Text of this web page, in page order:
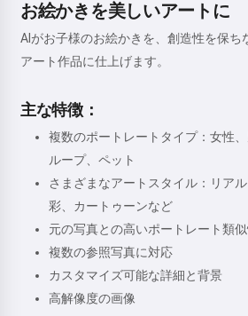
お絵かきを美しいアートに
AIがお子様のお絵かきを、創造性を保ち
アート作品に仕上げます。
主な特徴：
複数のポートレートタイプ：女性
ループ、ペット
さまざまなアートスタイル：リア
彩、カートゥーンなど
元の写真との高いポートレート類
複数の参照写真に対応
カスタマイズ可能な詳細と背景
高解像度の画像